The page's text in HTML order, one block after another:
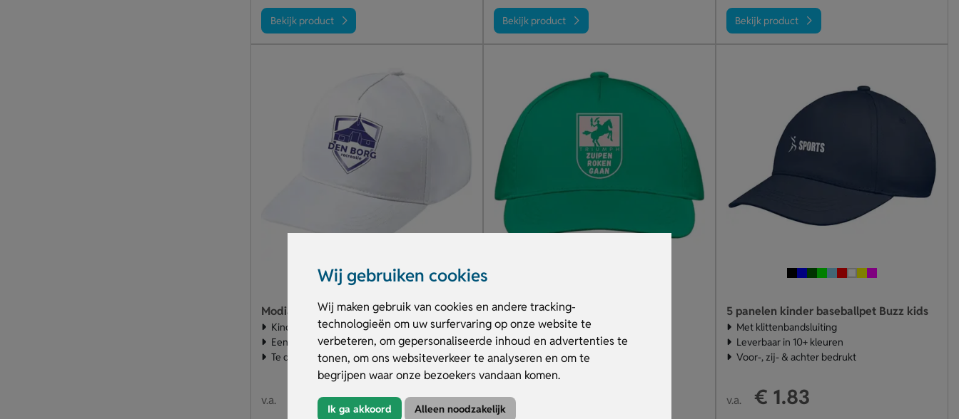
Wij gebruiken cookies
Wij maken gebruik van cookies en andere tracking-
technologieën om uw surfervaring op onze website te
verbeteren, om gepersonaliseerde inhoud en advertenties te
tonen, om ons websiteverkeer te analyseren en om te
begrijpen waar onze bezoekers vandaan komen.
Ik ga akkoord Alleen noodzakelijk
Bekijk product Bekijk product Bekijk product
Modiak Baseball Pet Voor Kinderen
Kindercap
Eenvoudig te verstellen d.m.v. kllittenbandsluiting
Te drukken of te borduren
v.a. € 1.69
5 panelen baseballpet Buzz
Van katoenen twill
Kies uit tientallen kleuren
Vele drukposities
v.a.
5 panelen kinder baseballpet Buzz kids
Met klittenbandsluiting
Leverbaar in 10+ kleuren
Voor-, zij- & achter bedrukt
v.a. € 1.83